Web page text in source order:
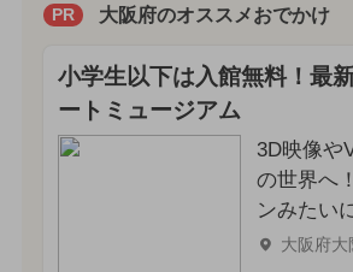
PR 大阪府のオススメおでかけ
小学生以下は入館無料！最
ートミュージアム
3D映像や
の世界へ
ンみたい
大阪府大